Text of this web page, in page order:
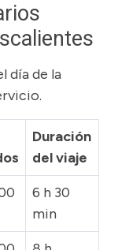
día de la
Duración
del viaje
6 h 30
min